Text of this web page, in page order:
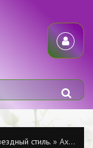
стиль. » Ах, какая женщина: Шэрон Стоун поразила стильным аутфитом с животным принтом - «Я как Звезда»